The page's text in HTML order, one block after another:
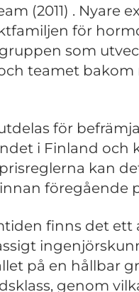
(2011) . Nyare
för
som
och teamet
för
i Finland och
kan
föregående
finns det ett
på en hållbar
genom